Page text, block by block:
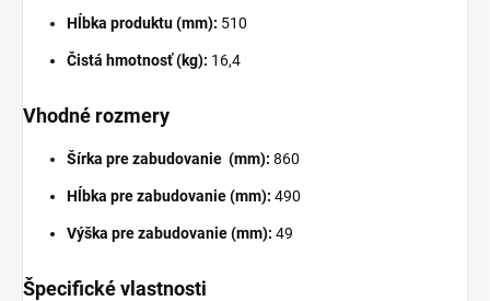
Hĺbka produktu (mm): 510
Čistá hmotnosť (kg): 16,4
Vhodné rozmery
Šírka pre zabudovanie (mm): 860
Hĺbka pre zabudovanie (mm): 490
Výška pre zabudovanie (mm): 49
Špecifické vlastnosti